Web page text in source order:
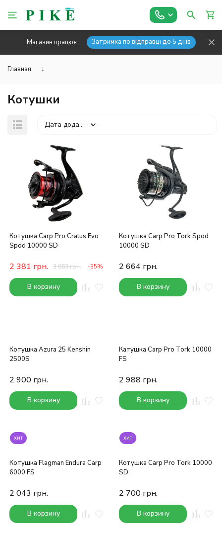
Магазин працює Затримка по відправці до 5 днів
Главная ↓
Котушки
Дата додавання
Котушка Carp Pro Cratus Evo
Spod 10000 SD
2 381 грн. 3 663грн. -35%
В корзину
Котушка Carp Pro Tork Spod
10000 SD
2 664 грн.
В корзину
Котушка Azura 25 Kenshin
2500S
2 900 грн.
В корзину
Катушка Carp Pro Tork 10000
FS
2 988 грн.
В корзину
хит
Котушка Flagman Endura Carp
6000 FS
2 043 грн.
В корзину
хит
Котушка Carp Pro Tork 10000
SD
2 700 грн.
В корзину